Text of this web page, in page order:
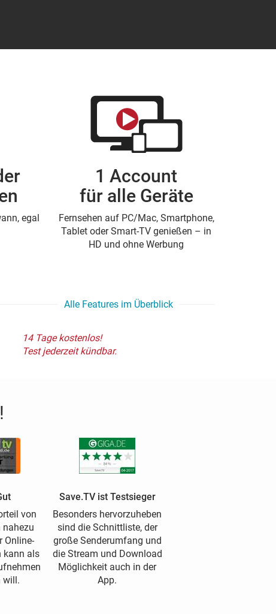
egal
1 Account
für alle Geräte
Fernsehen auf PC/Mac, Smartphone,
Tablet oder Smart-TV genießen – in
HD und ohne Werbung
Alle Features im Überblick
14 Tage kostenlos!
Test jederzeit kündbar.
von
nahezu
Online-
kann als
will.
Save.TV ist Testsieger
Besonders hervorzuheben
sind die Schnittliste, der
große Senderumfang und
die Stream und Download
Möglichkeit auch in der
App.